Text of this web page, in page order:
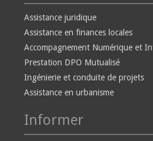
Assistance juridique
Assistance en finances locales
Accompagnement Numérique et
Prestation DPO Mutualisé
Ingénierie et conduite de projets
Assistance en urbanisme
Informer